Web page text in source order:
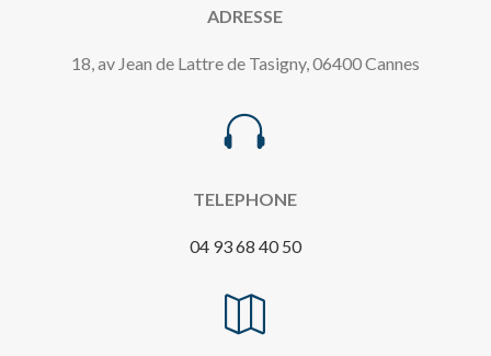
ADRESSE
18, av Jean de Lattre de Tasigny, 06400 Cannes

TELEPHONE
04 93 68 40 50
